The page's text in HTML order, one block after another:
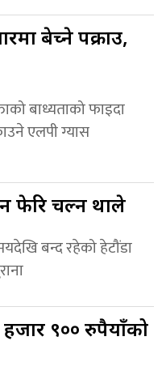
बेच्ने पक्राउ,
बाध्यताको फाइदा
एलपी ग्यास
फेरि चल्न थाले
बन्द रहेको हेटौंडा
९०० रुपैयाँको